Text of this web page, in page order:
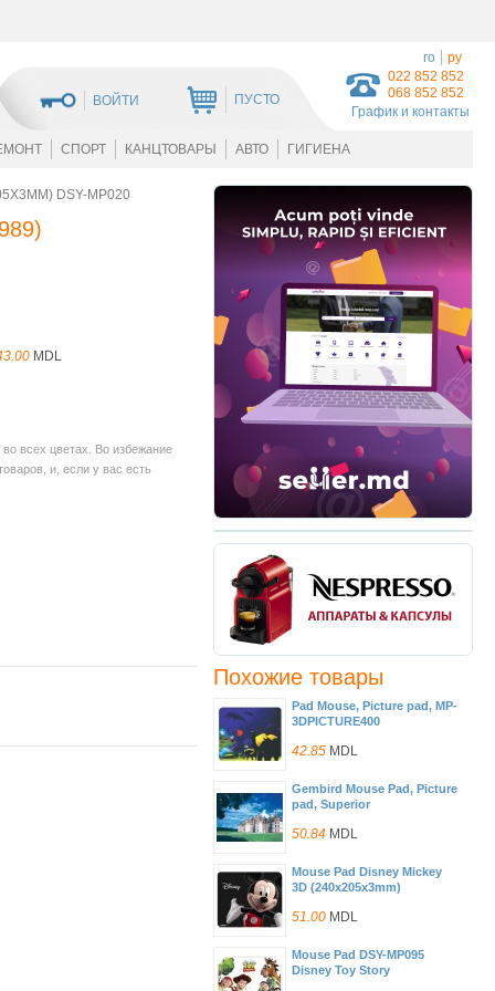
022 852 852
068 852 852
График и контакты
ВОЙТИ ПУСТО
ro ру
СПОРТ КАНЦТОВАРЫ АВТО ГИГИЕНА
Похожие товары
Pad Mouse, Picture pad, MP-
3DPICTURE400
42.85 MDL
Gembird Mouse Pad, Picture
pad, Superior
50.84 MDL
Mouse Pad Disney Mickey
3D (240x205x3mm)
51.00 MDL
Mouse Pad DSY-MP095
Disney Toy Story
DSY-MP020
)
MDL
всех цветах. Во избежание
и, если у вас есть